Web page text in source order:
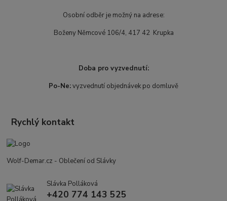
Osobní odběr je možný na adrese:
Boženy Němcové 106/4, 417 42 Krupka
Doba pro vyzvednutí:
Po-Ne:vyzvednutí objednávek po domluvě
Rychlý kontakt
Wolf-Demar.cz - Oblečení od Slávky
Slávka Polláková
+420 774 143 525